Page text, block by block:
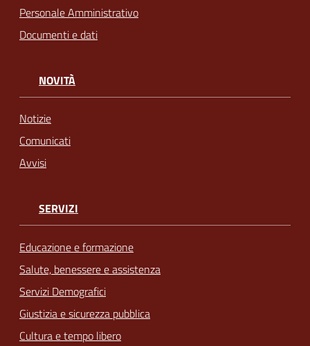
Personale Amministrativo
Documenti e dati
NOVITÀ
Notizie
Comunicati
Avvisi
SERVIZI
Educazione e formazione
Salute, benessere e assistenza
Servizi Demografici
Giustizia e sicurezza pubblica
Cultura e tempo libero